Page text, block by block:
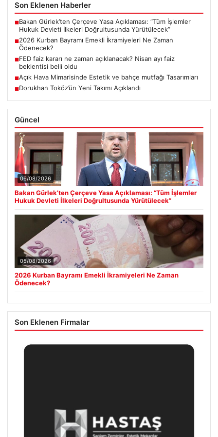
Son Eklenen Haberler
■Bakan Gürlek’ten Çerçeve Yasa Açıklaması: “Tüm İşlemler
Hukuk Devleti İlkeleri Doğrultusunda Yürütülecek”
■2026 Kurban Bayramı Emekli İkramiyeleri Ne Zaman
Ödenecek?
■FED faiz kararı ne zaman açıklanacak? Nisan ayı faiz
beklentisi belli oldu
■Açık Hava Mimarisinde Estetik ve bahçe mutfağı Tasarımları
■Dorukhan Toköz’ün Yeni Takımı Açıklandı
Güncel
06/08/2026
Bakan Gürlek’ten Çerçeve Yasa Açıklaması: “Tüm İşlemler
Hukuk Devleti İlkeleri Doğrultusunda Yürütülecek”
05/08/2026
2026 Kurban Bayramı Emekli İkramiyeleri Ne Zaman
Ödenecek?
Son Eklenen Firmalar